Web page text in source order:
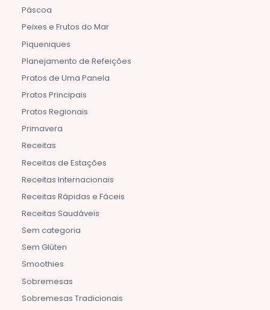
Páscoa
Peixes e Frutos do Mar
Piqueniques
Planejamento de Refeições
Pratos de Uma Panela
Pratos Principais
Pratos Regionais
Primavera
Receitas
Receitas de Estações
Receitas Internacionais
Receitas Rápidas e Fáceis
Receitas Saudáveis
Sem categoria
Sem Glúten
Smoothies
Sobremesas
Sobremesas Tradicionais